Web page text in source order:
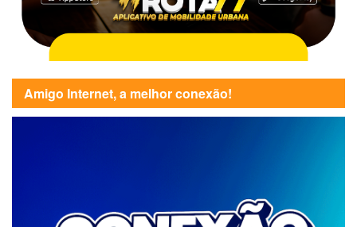
Amigo Internet, a melhor conexão!